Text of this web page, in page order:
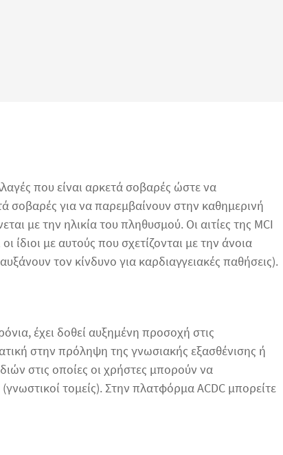
που είναι αρκετά σοβαρές ώστε να
σοβαρές για να παρεμβαίνουν στην καθημερινή
με την ηλικία του πληθυσμού. Οι αιτίες της MCI
ίδιοι με αυτούς που σχετίζονται με την άνοια
τον κίνδυνο για καρδιαγγειακές παθήσεις).
έχει δοθεί αυξημένη προσοχή στις
στην πρόληψη της γνωσιακής εξασθένισης ή
στις οποίες οι χρήστες μπορούν να
τομείς). Στην πλατφόρμα ACDC μπορείτε